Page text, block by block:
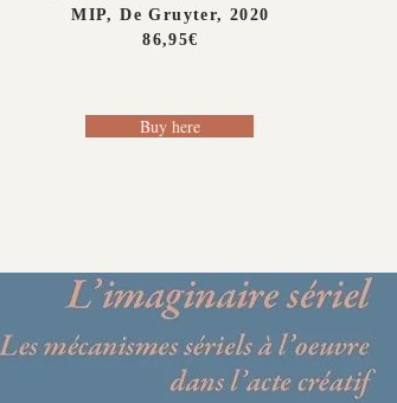
MIP, De Gruyter, 2020
86,95€
Buy here